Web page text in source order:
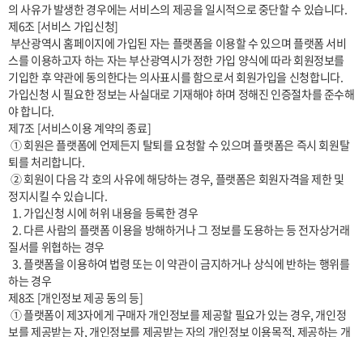
의 사유가 발생한 경우에는 서비스의 제공을 일시적으로 중단할 수 있습니다.
제6조 [서비스 가입신청]
스를 이용하고자 하는 자는 부산광역시가 정한 가입 양식에 따라 회원정보를
기입한 후 약관에 동의한다는 의사표시를 함으로서 회원가입을 신청합니다.
가입신청 시 필요한 정보는 사실대로 기재해야 하며 정해진 인증절차를 준수해
야 합니다.
제7조 [서비스이용 계약의 종료]
퇴를 처리합니다.
정지시킬 수 있습니다.
  2. 다른 사람의 플랫폼 이용을 방해하거나 그 정보를 도용하는 등 전자상거래
질서를 위협하는 경우
  3. 플랫폼을 이용하여 법령 또는 이 약관이 금지하거나 상식에 반하는 행위를
하는 경우
제8조 [개인정보 제공 동의 등]
보를 제공받는 자, 개인정보를 제공받는 자의 개인정보 이용목적, 제공하는 개